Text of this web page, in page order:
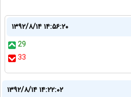
۱۳۹۲/۸/۱۴ ۱۴:۵۶:۲۰
29
33
۱۳۹۲/۸/۱۴ ۱۴:۲۲:۰۲